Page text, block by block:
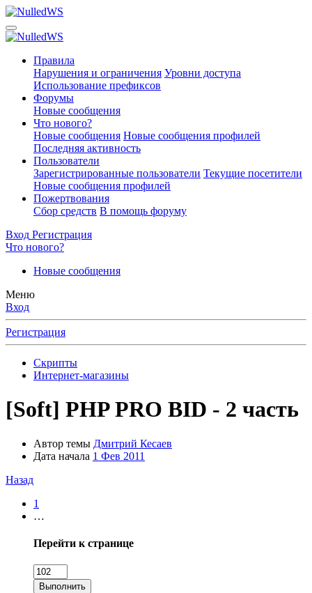
Правила
Нарушения и ограничения Уровни доступа
Использование префиксов
Форумы
Новые сообщения
Что нового?
Новые сообщения Новые сообщения профилей
Последняя активность
Пользователи
Зарегистрированные пользователи Текущие посетители
Новые сообщения профилей
Пожертвования
Сбор средств В помощь форуму
Вход Регистрация
Что нового?
Новые сообщения
Меню
Вход
Регистрация
Скрипты
Интернет-магазины
[Soft] PHP PRO BID - 2 часть
Автор темы Дмитрий Кесаев
Дата начала 1 Фев 2011
Назад
1
…
Перейти к странице
Выполнить